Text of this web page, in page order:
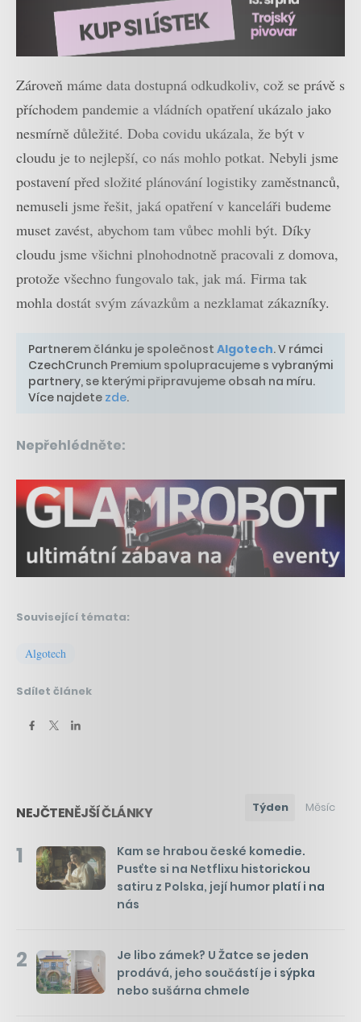
Zároveň máme data dostupná odkudkoliv, což se právě s
příchodem pandemie a vládních opatření ukázalo jako
nesmírně důležité. Doba covidu ukázala, že být v
cloudu je to nejlepší, co nás mohlo potkat. Nebyli jsme
postavení před složité plánování logistiky zaměstnanců,
nemuseli jsme řešit, jaká opatření v kanceláři budeme
muset zavést, abychom tam vůbec mohli být. Díky
cloudu jsme všichni plnohodnotně pracovali z domova,
protože všechno fungovalo tak, jak má. Firma tak
mohla dostát svým závazkům a nezklamat zákazníky.
Partnerem článku je společnost Algotech. V rámci
CzechCrunch Premium spolupracujeme s vybranými
partnery, se kterými připravujeme obsah na míru.
Více najdete zde.
Nepřehlédněte:
Související témata:
Algotech
Sdílet článek
NEJČTENĚJŠÍ ČLÁNKY Týden Měsíc
1
Kam se hrabou české komedie.
Pusťte si na Netflixu historickou
satiru z Polska, její humor platí i na
nás
2
Je libo zámek? U Žatce se jeden
prodává, jeho součástí je i sýpka
nebo sušárna chmele